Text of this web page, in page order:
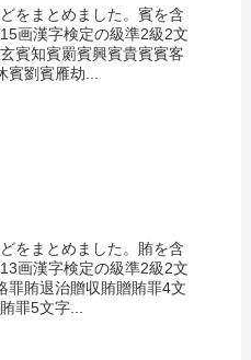
をまとめました。賓を含
画漢字検定の級準2級2文
賓知賓罽賓興賓貴賓賓客
劉賓雁劫...
をまとめました。賄を含
画漢字検定の級準2級2文
罪賄退治贈収賄贈賄罪4文
罪5文字...